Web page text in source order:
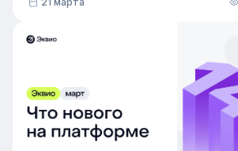
неформальный лидер группы. У него
процессы в компании и умеет
неформальных лидеров и применение
может стать стратегией управления
которая повысит
более позитивную корпоративную
сделать — рассказали в статье.